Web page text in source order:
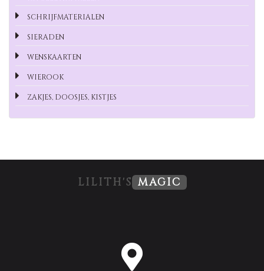
SCHRIJFMATERIALEN
SIERADEN
WENSKAARTEN
WIEROOK
ZAKJES, DOOSJES, KISTJES
LILITH'S MAGIC